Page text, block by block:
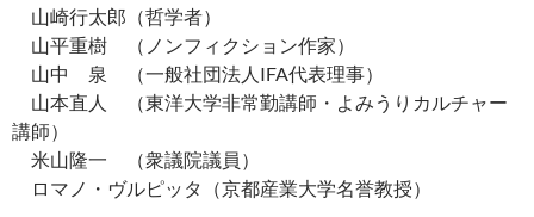
山崎行太郎（哲学者）
山平重樹 （ノンフィクション作家）
山中 泉 （一般社団法人IFA代表理事）
山本直人 （東洋大学非常勤講師・よみうりカルチャー
講師）
米山隆一 （衆議院議員）
ロマノ・ヴルピッタ（京都産業大学名誉教授）